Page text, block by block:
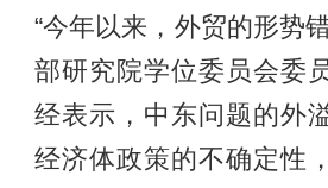
“今年以来，外贸的形势
部研究院学位委员会委
经表示，中东问题的外
经济体政策的不确定性